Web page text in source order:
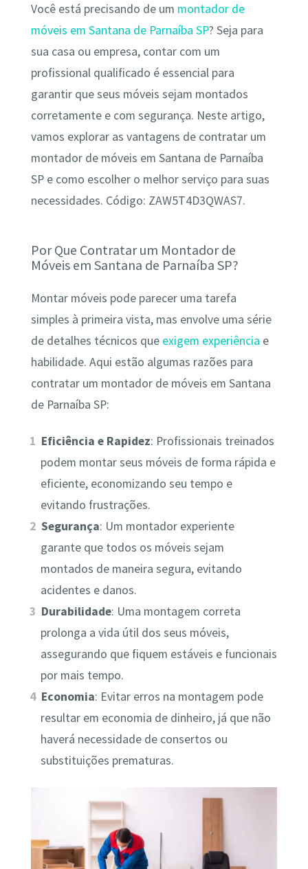
Você está precisando de um montador de
móveis em Santana de Parnaíba SP? Seja para
sua casa ou empresa, contar com um
profissional qualificado é essencial para
garantir que seus móveis sejam montados
corretamente e com segurança. Neste artigo,
vamos explorar as vantagens de contratar um
montador de móveis em Santana de Parnaíba
SP e como escolher o melhor serviço para suas
necessidades. Código: ZAW5T4D3QWAS7.
Por Que Contratar um Montador de
Móveis em Santana de Parnaíba SP?
Montar móveis pode parecer uma tarefa
simples à primeira vista, mas envolve uma série
de detalhes técnicos que exigem experiência e
habilidade. Aqui estão algumas razões para
contratar um montador de móveis em Santana
de Parnaíba SP:
Eficiência e Rapidez: Profissionais treinados
podem montar seus móveis de forma rápida e
eficiente, economizando seu tempo e
evitando frustrações.
Segurança: Um montador experiente
garante que todos os móveis sejam
montados de maneira segura, evitando
acidentes e danos.
Durabilidade: Uma montagem correta
prolonga a vida útil dos seus móveis,
assegurando que fiquem estáveis e funcionais
por mais tempo.
Economia: Evitar erros na montagem pode
resultar em economia de dinheiro, já que não
haverá necessidade de consertos ou
substituições prematuras.